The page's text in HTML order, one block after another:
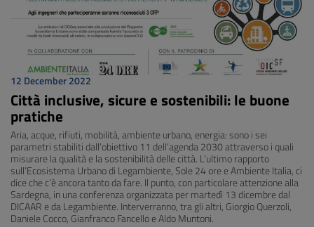
12 December 2022
Città inclusive, sicure e sostenibili: le buone
pratiche
Aria, acque, rifiuti, mobilità, ambiente urbano, energia: sono i sei
parametri stabiliti dall’obiettivo 11 dell’agenda 2030 attraverso i quali
misurare la qualità e la sostenibilità delle città. L’ultimo rapporto
sull’Ecosistema Urbano di Legambiente, Sole 24 ore e Ambiente Italia, ci
dice che c’è ancora tanto da fare. Il punto, con particolare attenzione alla
Sardegna, in una conferenza organizzata per martedì 13 dicembre dal
DICAAR e da Legambiente. Interverranno, tra gli altri, Giorgio Querzoli,
Daniele Cocco, Gianfranco Fancello e Aldo Muntoni.